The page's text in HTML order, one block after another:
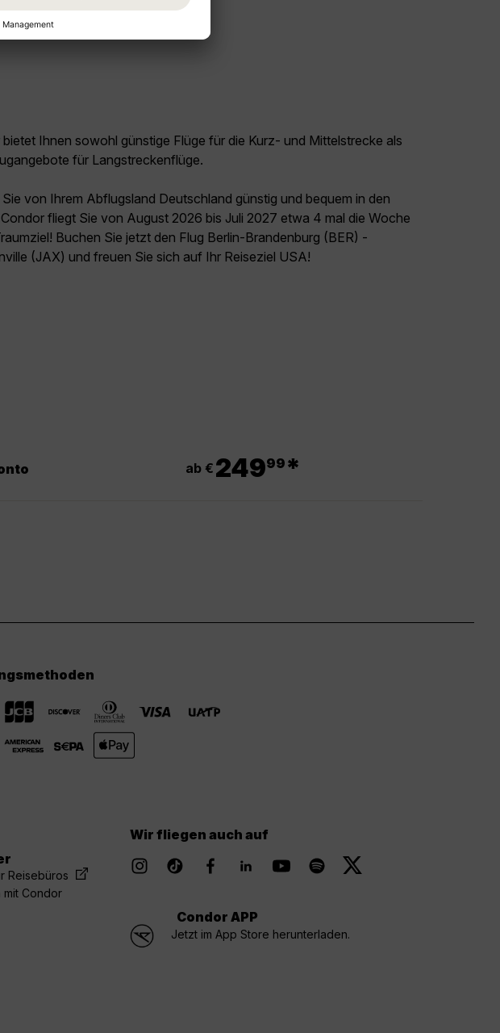
Ihnen sowohl günstige Flüge für die Kurz- und Mittelstrecke als
für Langstreckenflüge.
von Ihrem Abflugsland Deutschland günstig und bequem in den
Condor fliegt Sie von August 2026 bis Juli 2027 etwa 4 mal die Woche
Buchen Sie jetzt den Flug Berlin-Brandenburg (BER) -
(JAX) und freuen Sie sich auf Ihr Reiseziel USA!
ab € 24999 *
Reisebüros
mit Condor
Wir fliegen auch auf
Condor APP
Jetzt im App Store herunterladen.